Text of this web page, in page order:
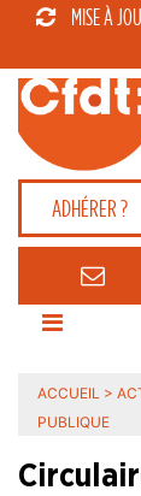
MISE À
ADHÉRER ?
ACCUEIL >
PUBLIQUE